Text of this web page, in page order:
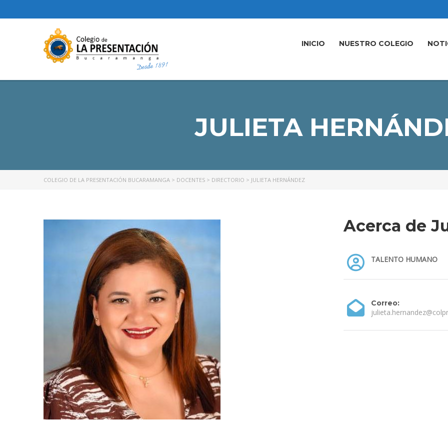
INICIO NUESTRO COLEGIO
JULIETA
COLEGIO DE LA PRESENTACIÓN BUCARAMANGA > DOCENTES > DIRECTORIO > JULIETA HERNÁNDEZ
Acerca de
TALENTO HUMANO
Correo: